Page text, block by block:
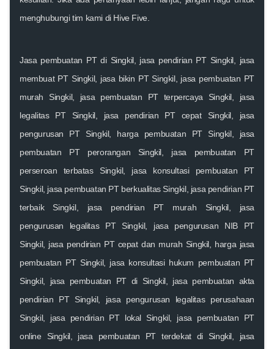
menghubungi tim kami di Hive Five.
Jasa pembuatan PT di Singkil, jasa pendirian PT Singkil, jasa
membuat PT Singkil, jasa bikin PT Singkil, jasa pembuatan PT
murah Singkil, jasa pembuatan PT terpercaya Singkil, jasa
legalitas PT Singkil, jasa pendirian PT cepat Singkil, jasa
pengurusan PT Singkil, harga pembuatan PT Singkil, jasa
pembuatan PT perorangan Singkil, jasa pembuatan PT
perseroan terbatas Singkil, jasa konsultasi pembuatan PT
Singkil, jasa pembuatan PT berkualitas Singkil, jasa pendirian PT
terbaik Singkil, jasa pendirian PT murah Singkil, jasa
pengurusan legalitas PT Singkil, jasa pengurusan NIB PT
Singkil, jasa pendirian PT cepat dan murah Singkil, harga jasa
pembuatan PT Singkil, jasa konsultasi hukum pembuatan PT
Singkil, jasa pembuatan PT di Singkil, jasa pembuatan akta
pendirian PT Singkil, jasa pengurusan legalitas perusahaan
Singkil, jasa pendirian PT lokal Singkil, jasa pembuatan PT
online Singkil, jasa pembuatan PT terdekat di Singkil, jasa